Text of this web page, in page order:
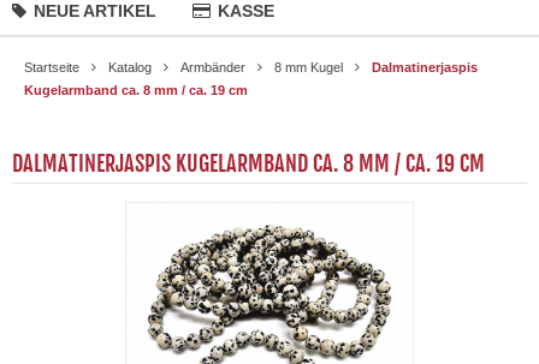
NEUE ARTIKEL
KASSE
Startseite Katalog Armbänder 8 mm Kugel
Dalmatinerjaspis
Kugelarmband ca. 8 mm / ca. 19 cm
DALMATINERJASPIS KUGELARMBAND CA. 8 MM / CA. 19 CM